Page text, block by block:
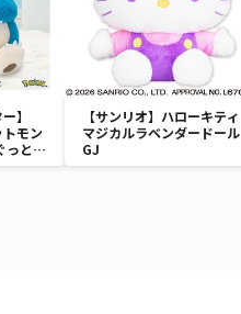
】
トモン
っと
ぐる
【サンリオ】ハローキティ
マジカルラベンダードール
GJ